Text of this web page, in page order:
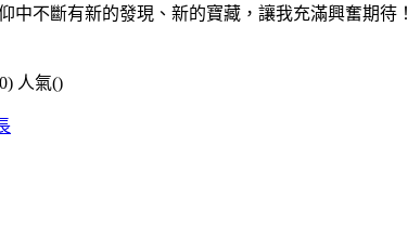
中不斷有新的發現、新的寶藏，讓我充滿興奮期待！
人氣()